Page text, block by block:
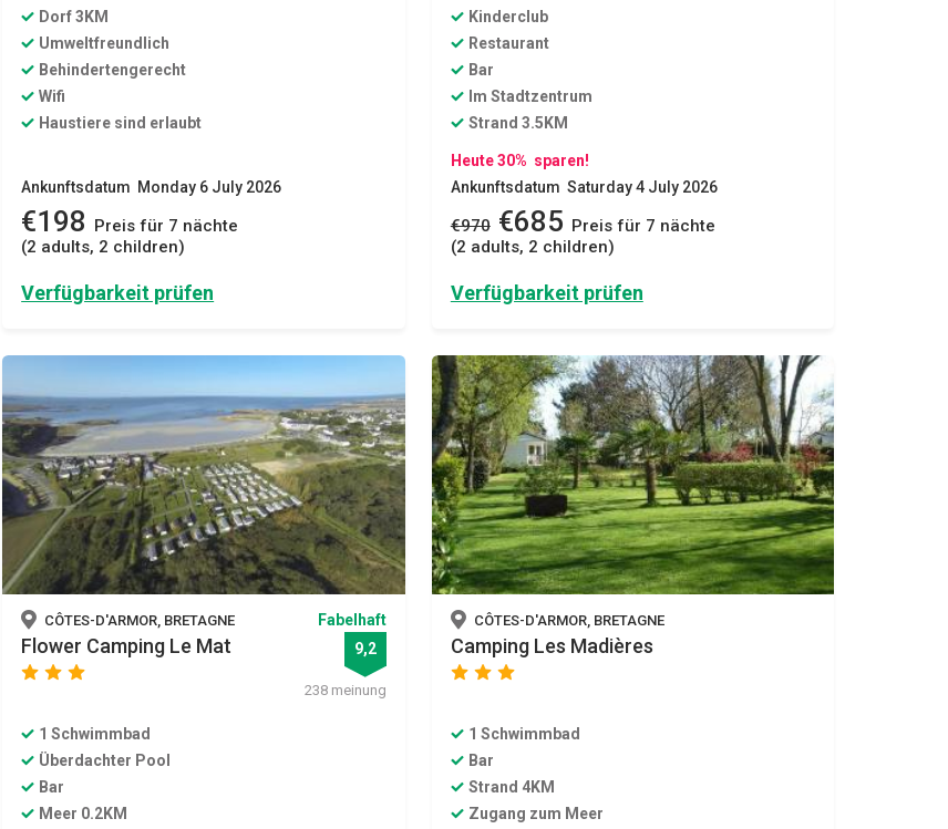
Dorf 3KM
Umweltfreundlich
Behindertengerecht
Wifi
Haustiere sind erlaubt
Ankunftsdatum Monday 6 July 2026
€198 Preis für 7 nächte
(2 adults, 2 children)
Verfügbarkeit prüfen
Kinderclub
Restaurant
Bar
Im Stadtzentrum
Strand 3.5KM
Heute 30% sparen!
Ankunftsdatum Saturday 4 July 2026
€970 €685 Preis für 7 nächte
(2 adults, 2 children)
Verfügbarkeit prüfen
CÔTES-D'ARMOR, BRETAGNE
Flower Camping Le Mat
starstar
Fabelhaft
9,2
238 meinung
1 Schwimmbad
Überdachter Pool
Bar
Meer 0.2KM
CÔTES-D'ARMOR, BRETAGNE
Camping Les Madières
starstarstar
1 Schwimmbad
Bar
Strand 4KM
Zugang zum Meer